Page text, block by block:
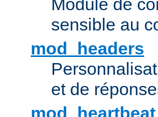
Module de
sensible au
mod_headers
et de
mod_heartbeat